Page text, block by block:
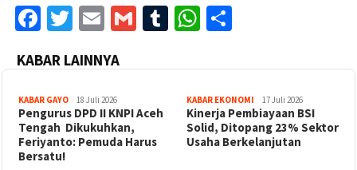
Facebook
Twitter
EmailGmailTumblrWhatsApp
KABAR LAINNYA
KABAR GAYO 18 Juli 2026
‎Pengurus DPD II KNPI Aceh
Tengah Dikukuhkan,
Feriyanto: Pemuda Harus
Bersatu!
KABAR EKONOMI 17 Juli 2026
Kinerja Pembiayaan BSI
Solid, Ditopang 23% Sektor
Usaha Berkelanjutan